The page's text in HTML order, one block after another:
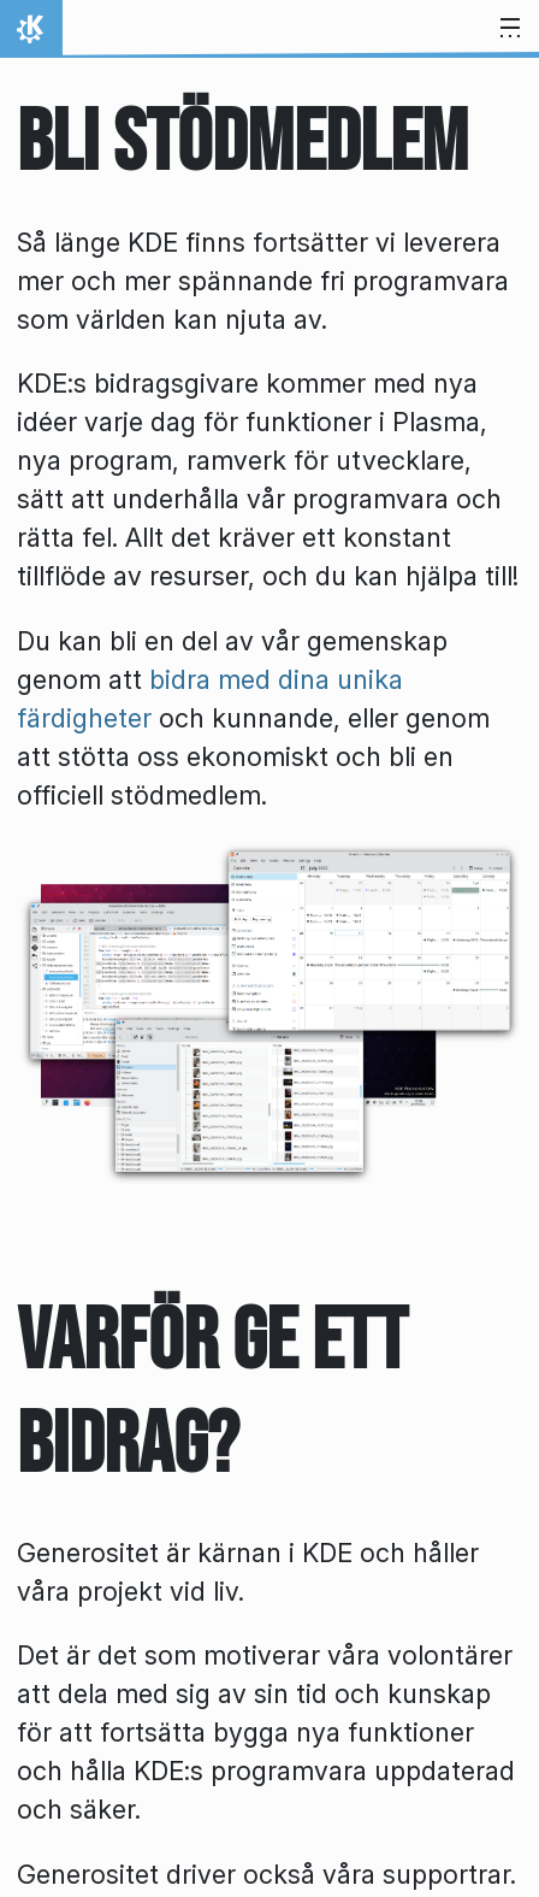
Gå till innehåll
Hem
Bli stödmedlem
Så länge KDE finns fortsätter vi leverera
mer och mer spännande fri programvara
som världen kan njuta av.
KDE:s bidragsgivare kommer med nya
idéer varje dag för funktioner i Plasma,
nya program, ramverk för utvecklare,
sätt att underhålla vår programvara och
rätta fel. Allt det kräver ett konstant
tillflöde av resurser, och du kan hjälpa till!
Du kan bli en del av vår gemenskap
genom att bidra med dina unika
färdigheteroch kunnande, eller genom
att stötta oss ekonomiskt och bli en
officiell stödmedlem.
Varför ge ett
bidrag?
Generositet är kärnan i KDE och håller
våra projekt vid liv.
Det är det som motiverar våra volontärer
att dela med sig av sin tid och kunskap
för att fortsätta bygga nya funktioner
och hålla KDE:s programvara uppdaterad
och säker.
Generositet driver också våra supportrar.